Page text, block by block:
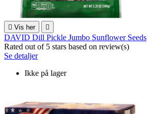
 Vis her 
DAVID Dill Pickle Jumbo Sunflower Seeds
Rated out of 5 stars based on review(s)
Se detaljer
Ikke på lager